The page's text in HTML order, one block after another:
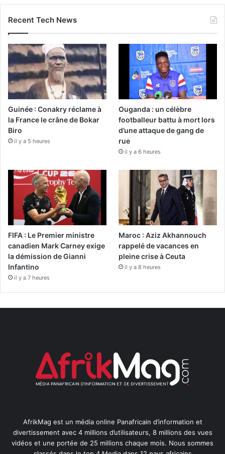
Recent Tech News
Guinée : Conakry réclame à
la France le crâne de Bokar
Biro
il y a 5 heures
Ouganda : un célèbre
footballeur battu à mort lors
d’une attaque de gang de
rue
il y a 6 heures
FIFA : Le Premier ministre
canadien Mark Carney exige
la démission de Gianni
Infantino
il y a 7 heures
Maroc : Aziz Akhannouch
rappelé de vacances en
pleine crise à Ceuta
il y a 8 heures
AfrikMag est un média online Panafricain d’information et
divertissement avec 4 millions d’utilisateurs, 8 millions des vues
vidéos et une portée de 25 millions chaque mois. Nous sommes